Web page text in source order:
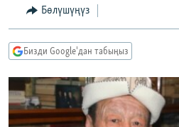
МАДАНИЯТ
ТВ ПРОГРАММАЛАР
ЭКСПЕРТТЕР ТАЛДАЙТ
БИЗ ЖАНА ДҮЙНӨ
ДАНИСТЕ
ӨЗГӨЧӨ ПИКИР
Русский
Бөлүшүңүз
Бизди Google'дан табыңыз